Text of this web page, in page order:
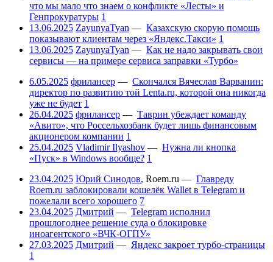
что мы мало что знаем о конфликте «Лесты» и
Генпрокуратуры 1
13.06.2025 ZayunyaTyan — Казахскую скорую помощь
показывают клиентам через «Яндекс.Такси» 1
13.06.2025 ZayunyaTyan — Как не надо закрывать свои
сервисы — на примере сервиса заправки «Турбо»
6.05.2025 фрилансер — Скончался Вячеслав Варванин:
директор по развитию той Lenta.ru, которой она никогда
уже не будет 1
26.04.2025 фрилансер — Таврин убеждает команду
«Авито», что Россельхозбанк будет лишь финансовым
акционером компании 1
25.04.2025 Vladimir Ilyashov — Нужна ли кнопка
«Пуск» в Windows вообще? 1
23.04.2025 Юрий Синодов, Roem.ru — Главреду
Roem.ru заблокировали кошелёк Wallet в Telegram и
пожелали всего хорошего 7
23.04.2025 Дмитрий — Telegram исполнил
прошлогоднее решение суда о блокировке
иноагентского «ВЧК-ОГПУ»
27.03.2025 Дмитрий — Яндекс закроет турбо-страницы
1